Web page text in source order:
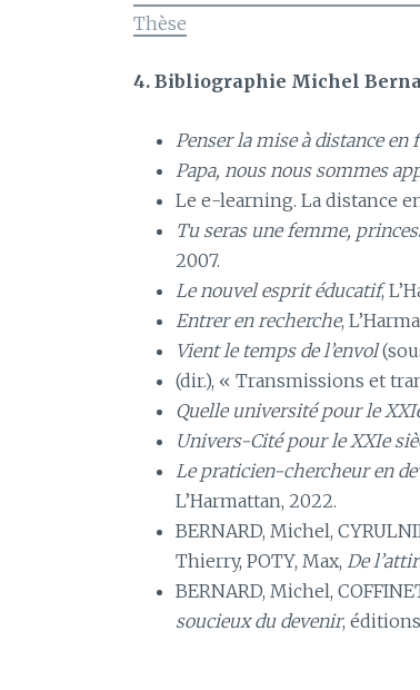
Thèse
4. Bibliographie Michel
Penser la mise à distance en
Papa, nous nous sommes
Le e-learning. La distance
Tu seras une femme,
2007.
Le nouvel esprit éducatif,
Entrer en recherche,
Vient le temps de l’envol
(dir.), « Transmissions et
Quelle université pour le
Univers-Cité pour le XXIe
Le praticien-chercheur en
L’Harmattan, 2022.
BERNARD, Michel,
Thierry, POTY, Max,De
BERNARD, Michel,
soucieux du devenir,